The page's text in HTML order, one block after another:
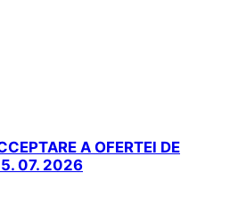
A OFERTEI DE
07. 2026